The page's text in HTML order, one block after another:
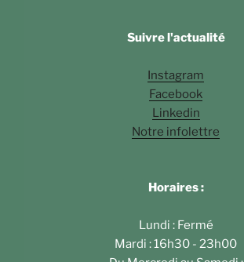
Suivre l'actualité
Instagram
Facebook
Linkedin
Notre infolettre
Horaires :
Lundi : Fermé
Mardi : 16h30 - 23h00